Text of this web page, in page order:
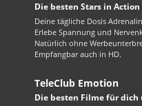
Die besten Stars in Action
Deine tägliche Dosis
Erlebe Spannung und
Natürlich ohne
Empfangbar auch in HD.
TeleClub Emotion
Die besten Filme für dich